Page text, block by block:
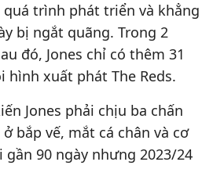
trình phát triển và khẳng
bị ngắt quãng. Trong 2
đó, Jones chỉ có thêm 31
hình xuất phát The Reds.
​​Jones phải chịu ba chấn
bắp vế, mắt cá chân và cơ
90 ngày nhưng 2023/24